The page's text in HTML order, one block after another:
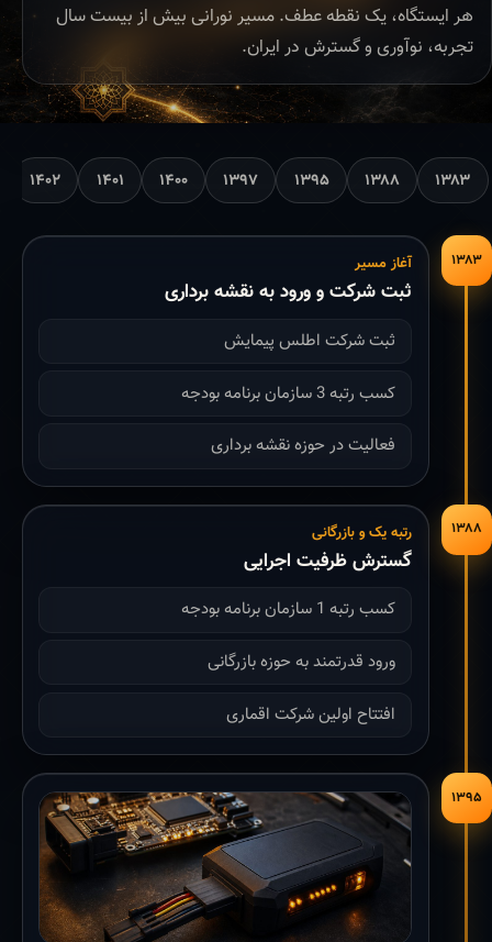
هر ایستگاه، یک نقطه عطف. مسیر نورانی بیش از بیست سال
تجربه، نوآوری و گسترش در ایران.
۱۳۸۳ ۱۳۸۸ ۱۳۹۵ ۱۳۹۷ ۱۴۰۰ ۱۴۰۱ ۱۴۰۲
۱۳۸۳ آغاز مسیر
ثبت شرکت و ورود به نقشه برداری
ثبت شرکت اطلس پیمایش
کسب رتبه 3 سازمان برنامه بودجه
فعالیت در حوزه نقشه برداری
۱۳۸۸ رتبه یک و بازرگانی
گسترش ظرفیت اجرایی
کسب رتبه 1 سازمان برنامه بودجه
ورود قدرتمند به حوزه بازرگانی
افتتاح اولین شرکت اقماری
۱۳۹۵